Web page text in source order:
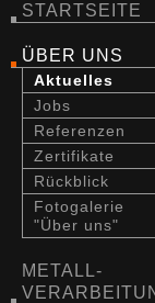
STARTSEITE
ÜBER UNS
Aktuelles
Jobs
Referenzen
Zertifikate
Rückblick
Fotogalerie
"Über uns"
METALL-